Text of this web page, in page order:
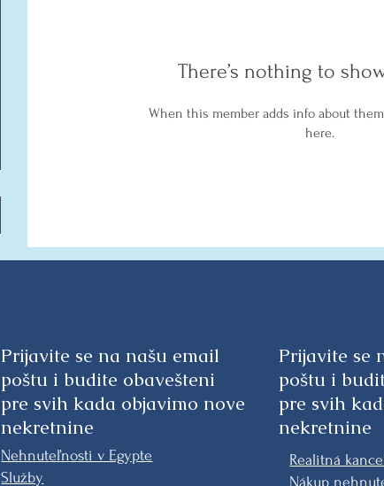
There’s nothing to
When this member adds info about
here.
Prijavite se na našu email
poštu i budite obavešteni
pre svih kada objavimo nove
nekretnine
Nehnuteľnosti v Egypte
Služby
Realitná
Nákup
Prijavite se
poštu i
pre svih
nekretnine